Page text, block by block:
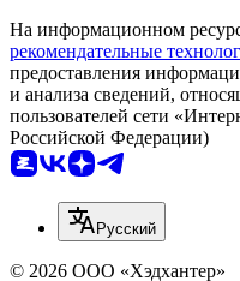
На информационном
рекомендательные
предоставления
и анализа сведений,
пользователей сети
Российской Федерации)
Русский
© 2026 ООО «Хэдхантер»